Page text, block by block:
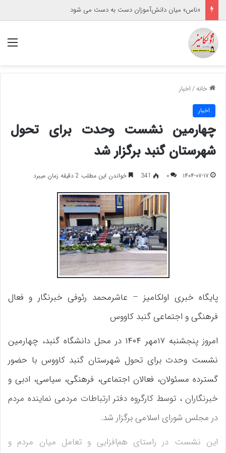
«ناس» میان دانش‌آموزان دست به دست می شود
خانه/اخبار
اخبار
چهارمین نشست وحدت برای تحول
شهرستان گنبد برگزار شد
۱۴۰۴-۰۷-۱۷ ۰ 341 خواندن این مطلب 2 دقیقه زمان میبرد
پایگاه خبری اولکامیز – عاشرمحمد رئوفی خبرنگار و فعال
فرهنگی و اجتماعی گنبد کاووس
امروز پنجشنبه ۱۷مهر ۱۴۰۴ در محل دانشگاه گنبد، چهارمین
نشست وحدت برای تحول شهرستان گنبد کاووس با حضور
گسترده مسئولان، فعالان اجتماعی، فرهنگی، سیاسی، ادبی و
خبرنگاران ، توسط کارگروه دفتر ارتباطات مردمی نماینده مردم
در مجلس شورای اسلامی برگزار شد.
این نشست در راستای هم‌افزایی و تعامل میان مردم و